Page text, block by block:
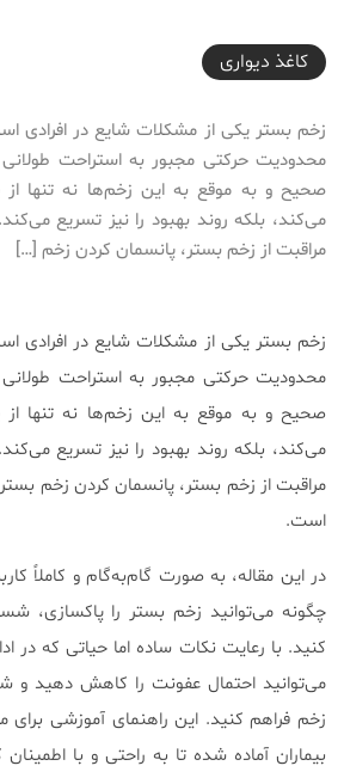
2025-08-27T12:49:46+03:30
کاغذ دیواری
زخم بستر یکی از مشکلات شایع در افرادی
محدودیت حرکتی مجبور به استراحت
صحیح و به موقع به این زخم‌ها نه تنها
می‌کند، بلکه روند بهبود را نیز تسریع
مراقبت از زخم بستر، پانسمان کردن زخم […]
زخم بستر یکی از مشکلات شایع در افرادی
محدودیت حرکتی مجبور به استراحت
صحیح و به موقع به این زخم‌ها نه تنها
می‌کند، بلکه روند بهبود را نیز تسریع
مراقبت از زخم بستر، پانسمان کردن زخم
است.
در این مقاله، به صورت گام‌به‌گام و کاملاً
چگونه می‌توانید زخم بستر را پاکسازی،
کنید. با رعایت نکات ساده اما حیاتی که در
می‌توانید احتمال عفونت را کاهش دهید و
زخم فراهم کنید. این راهنمای آموزشی برای
بیماران آماده شده تا به راحتی و با اطمینان